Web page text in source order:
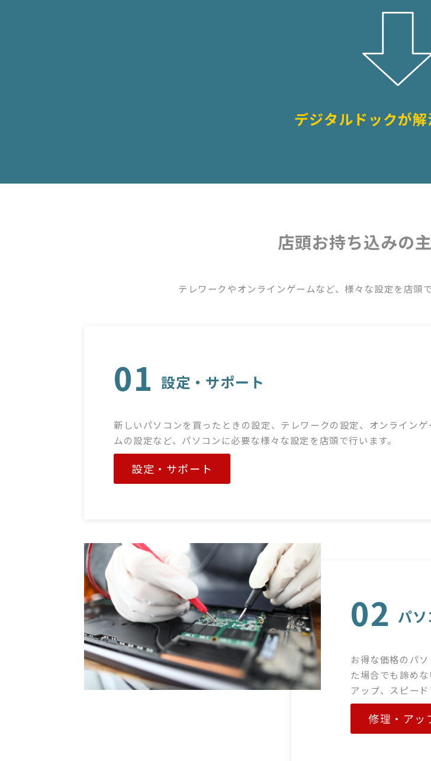
デジタルドックが解
店頭お持ち込みの
テレワークやオンラインゲームなど、様々な設定を店頭
01 設定・サポート
新しいパソコンを買ったときの設定、テレワークの設定、オンラインゲ
ムの設定など、パソコンに必要な様々な設定を店頭で行います。
設定・サポート
02 パ
お得な価格のパ
た場合でも諦め
アップ、スピー
修理・アッ